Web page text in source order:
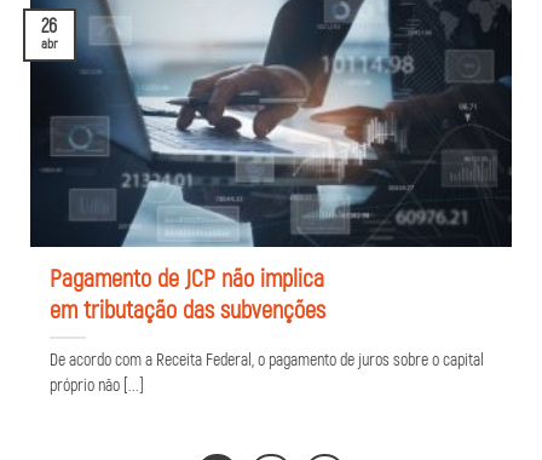
Pagamento de JCP não implica
em tributação das subvenções
De acordo com a Receita Federal, o pagamento de juros sobre o capital
próprio não [...]
26
abr